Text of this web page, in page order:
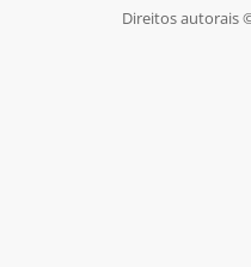
Direitos autorais